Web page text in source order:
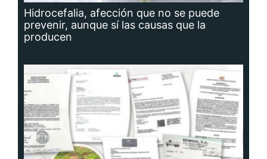
Hidrocefalia, afección que no se puede
prevenir, aunque sí las causas que la
producen